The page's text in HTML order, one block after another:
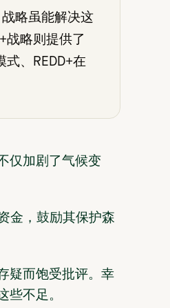
战略虽能解决这
战略则提供了
、REDD+在
仅加剧了气候变
金，鼓励其保护森
疑而饱受批评。幸
些不足。